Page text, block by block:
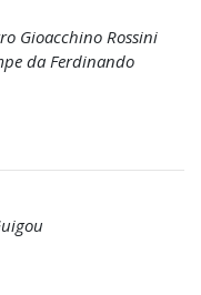
Gioacchino Rossini
da Ferdinando